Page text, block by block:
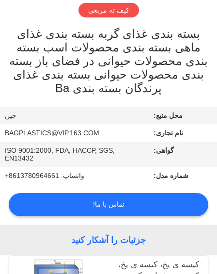
کارخانه
کنترل
کیفیت
درخواست
نقل
نقشه
کیف ته مربعی
بسته بندی غذای گربه بسته بندی غذای
ماهی بسته بندی محصولات اسب بسته
بندی محصولات حیوانی در فضای باز بسته
بندی محصولات حیوانی بسته بندی غذای
پرندگان بسته بندی Ba
محل منبع: چین
نام تجاری: BAGPLASTICS@VIP.163.COM
گواهی:
ISO 9001:2000, FDA, HACCP, SGS,
EN13432
شماره مدل: واتساپ: 8613780964661+
تماس با ما!
جزئیات را آشکار کنید
کیسه ی یخ، کیسه ی یخ،